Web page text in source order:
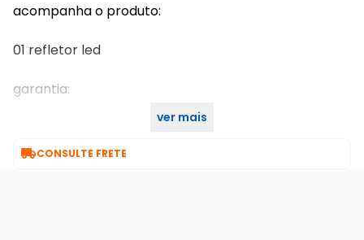
acompanha o produto:
01 refletor led
garantia:
ver mais
CONSULTE FRETE